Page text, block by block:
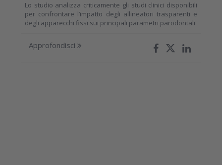
Lo studio analizza criticamente gli studi clinici disponibili
per confrontare l’impatto degli allineatori trasparenti e
degli apparecchi fissi sui principali parametri parodontali
Approfondisci